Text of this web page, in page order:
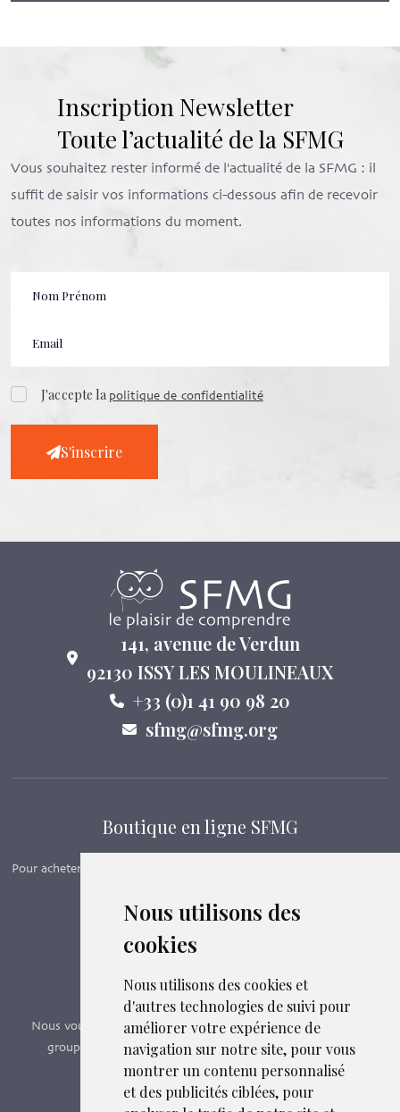
Nous utilisons des
cookies
Nous utilisons des cookies et
d'autres technologies de suivi pour
améliorer votre expérience de
navigation sur notre site, pour vous
montrer un contenu personnalisé
et des publicités ciblées, pour
Inscription Newsletter
Toute l’actualité de la SFMG
Vous souhaitez rester informé de l'actualité de la SFMG : il
suffit de saisir vos informations ci-dessous afin de recevoir
toutes nos informations du moment.
J'accepte lapolitique de confidentialité
S'inscrire
141, avenue de Verdun
92130 ISSY LES MOULINEAUX
+33 (0)1 41 90 98 20
sfmg@sfmg.org
Boutique en ligne SFMG
Pour acheter nos manuels, adhérer et payer ses cotisations en ligne,
Boutique en ligne
Formations SFMG
Nous vous proposons des formations e-learning, présentiels,
groupes de pairs - Certificat QUALIOPI n° 2020/89171.3
Découvrir nos formations